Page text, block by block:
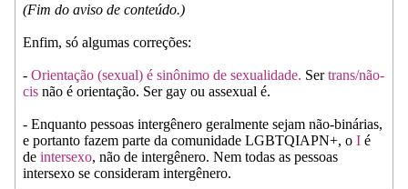
(Fim do aviso de conteúdo.)
Enfim, só algumas correções:
- Orientação (sexual) é sinônimo de sexualidade. Sertrans/não-
cis não é orientação. Ser gay ou assexual é.
- Enquanto pessoas intergênero geralmente sejam não-binárias,
e portanto fazem parte da comunidade LGBTQIAPN+, o I é
de intersexo, não de intergênero. Nem todas as pessoas
intersexo se consideram intergênero.